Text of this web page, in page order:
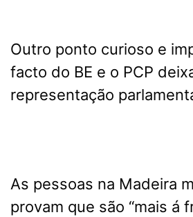
Outro ponto curioso e
facto do BE e o PCP
representação
As pessoas na Madeira
provam que são “mais á